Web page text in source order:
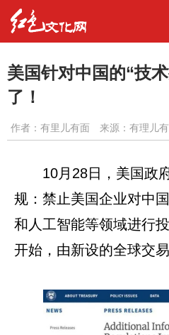
美国针对中国的“技
了！
作者： 有里儿有面 来源：有理儿
10月28日，美国政
规：禁止美国企业对中
和人工智能等领域进行
开始，由新设的全球交